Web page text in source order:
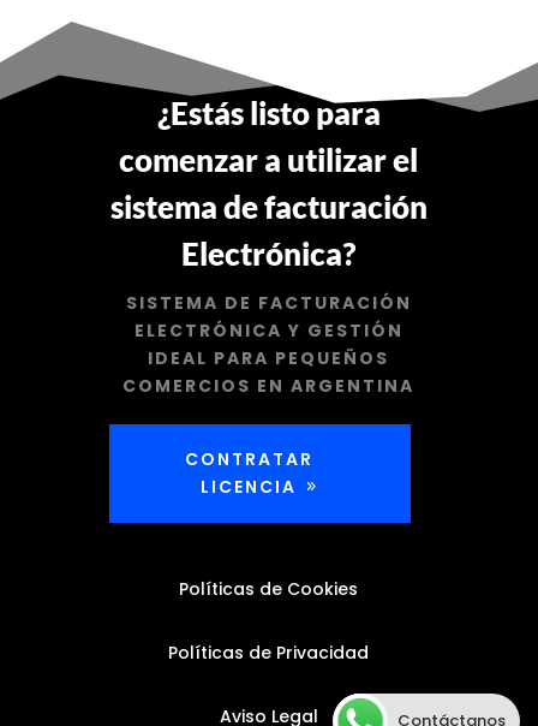
¿Estás listo para
comenzar a utilizar el
sistema de facturación
Electrónica?
SISTEMA DE FACTURACIÓN
ELECTRÓNICA Y GESTIÓN
IDEAL PARA PEQUEÑOS
COMERCIOS EN ARGENTINA
CONTRATAR
LICENCIA
Políticas de Cookies
Políticas de Privacidad
Aviso Legal Contáctanos